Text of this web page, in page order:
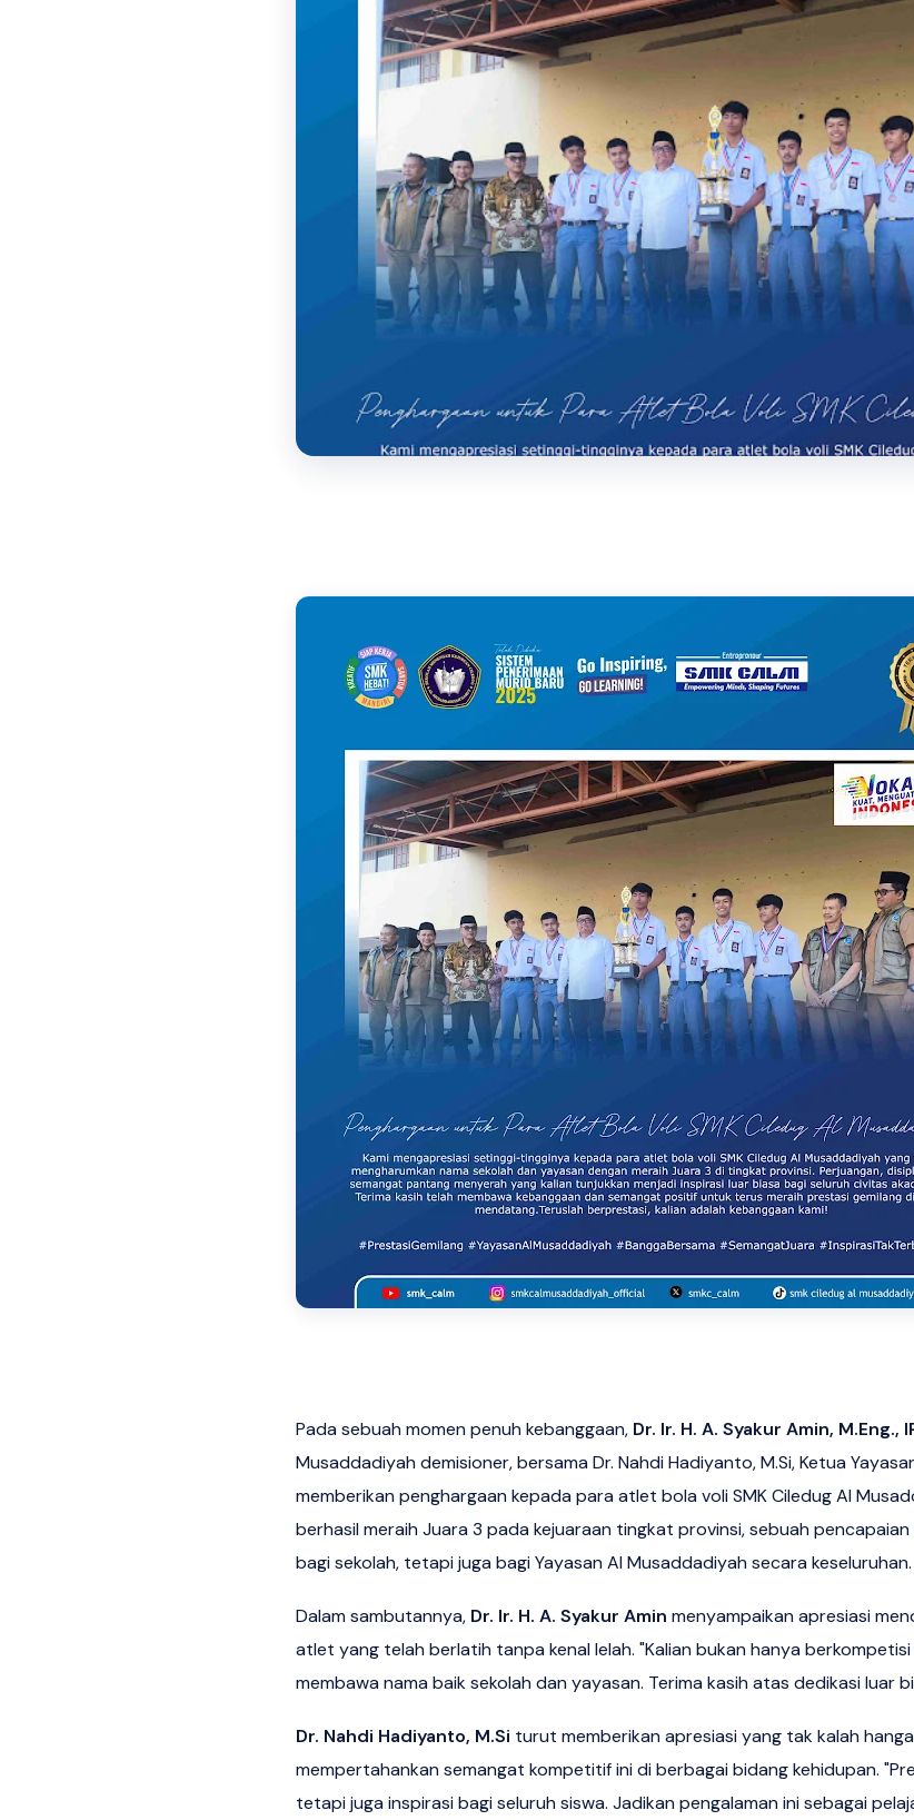
Pada sebuah momen penuh kebanggaan, Dr. Ir. H. A. Syakur Amin, M.Eng.,
Musaddadiyah demisioner, bersama Dr. Nahdi Hadiyanto, M.Si, Ketua
memberikan penghargaan kepada para atlet bola voli SMK Ciledug Al
berhasil meraih Juara 3 pada kejuaraan tingkat provinsi, sebuah
bagi sekolah, tetapi juga bagi Yayasan Al Musaddadiyah secara keseluruhan.
Dalam sambutannya, Dr. Ir. H. A. Syakur Amin menyampaikan apresiasi
atlet yang telah berlatih tanpa kenal lelah. "Kalian bukan hanya
membawa nama baik sekolah dan yayasan. Terima kasih atas dedikasi luar
Dr. Nahdi Hadiyanto, M.Si turut memberikan apresiasi yang tak kalah
mempertahankan semangat kompetitif ini di berbagai bidang kehidupan.
tetapi juga inspirasi bagi seluruh siswa. Jadikan pengalaman ini sebagai